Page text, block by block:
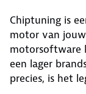
Chiptuning is
motor van
motorsoftware
een lager
precies, is het